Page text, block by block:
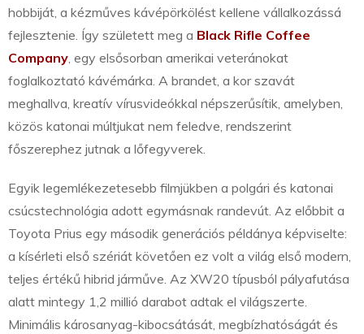
hobbiját, a kézműves kávépörkölést kellene vállalkozássá
fejlesztenie. Így született meg a Black Rifle Coffee
Company, egy elsősorban amerikai veteránokat
foglalkoztató kávémárka. A brandet, a kor szavát
meghallva, kreatív vírusvideókkal népszerűsítik, amelyben,
közös katonai múltjukat nem feledve, rendszerint
főszerephez jutnak a lőfegyverek.
Egyik legemlékezetesebb filmjükben a polgári és katonai
csúcstechnológia adott egymásnak randevút. Az előbbit a
Toyota Prius egy második generációs példánya képviselte:
a kísérleti első szériát követően ez volt a világ első modern,
teljes értékű hibrid járműve. Az XW20 típusból pályafutása
alatt mintegy 1,2 millió darabot adtak el világszerte.
Minimális károsanyag-kibocsátását, megbízhatóságát és